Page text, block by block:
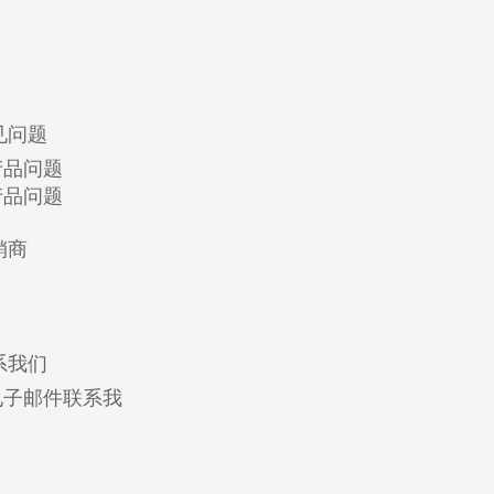
问题
问题
问题
商
我们
邮件联系我